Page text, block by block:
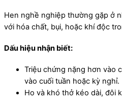
Hen nghề nghiệp thường gặp ở
với hóa chất, bụi, hoặc khí độc
Dấu hiệu nhận biết:
Triệu chứng nặng hơn vào
vào cuối tuần hoặc kỳ nghỉ.
Ho và khó thở kéo dài, đôi